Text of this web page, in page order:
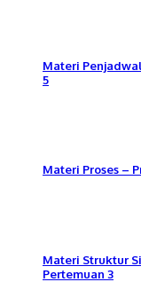
Materi
5
Materi Proses –
Materi Struktur
Pertemuan 3